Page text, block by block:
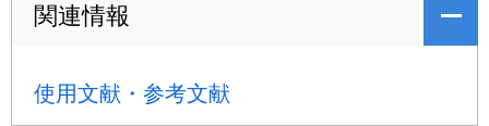
関連情報
使用文献・参考文献